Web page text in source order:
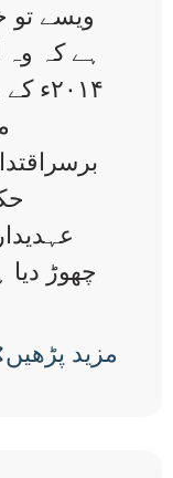
ویسے تو
ہے کہ وہ
مزید پڑھیں